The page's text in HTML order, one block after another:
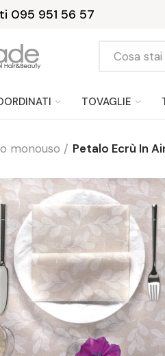
095 951 56 57
TOVAGLIE
monouso Petalo Ecrù In